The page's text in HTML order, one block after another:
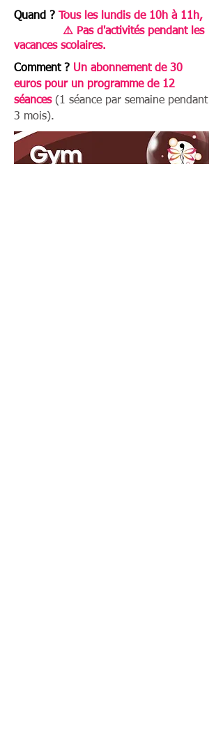
Quand ?
Tous les lundis de 10h à 11h,
⚠️ Pas d'activités pendant les
vacances scolaires.
Comment ? Un abonnement de 30
euros pour un programme de 12
séances(1 séance par semaine pendant
3 mois).